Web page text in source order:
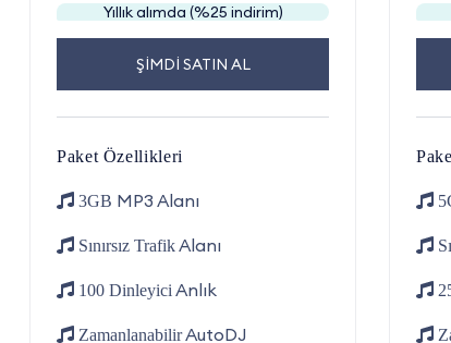
Yıllık alımda (%25 indirim)
ŞİMDİ SATIN AL
Paket Özellikleri
3GB MP3 Alanı
Sınırsız TrafikAlanı
100 Dinleyici Anlık
ZamanlanabilirAutoDJ